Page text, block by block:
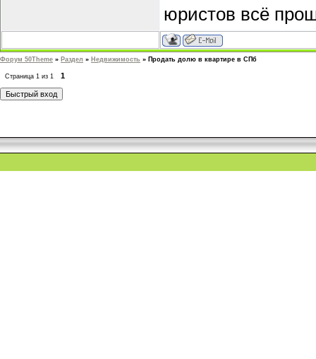
юристов всё
Форум 50Theme » Раздел » Недвижимость » Продать долю в квартире в СПб
Страница 1 из 1 1